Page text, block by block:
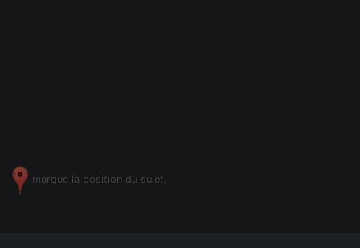
marque la position du sujet.